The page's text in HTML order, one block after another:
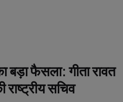
बड़ा फैसला: गीता रावत
राष्ट्रीय सचिव